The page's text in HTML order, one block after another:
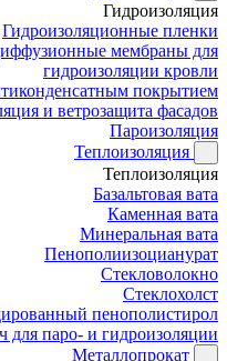
Гидроизоляция
Гидроизоляционные пленки
мембраны для
гидроизоляции кровли
покрытием
и ветрозащита фасадов
Пароизоляция
Теплоизоляция
Теплоизоляция
Базальтовая вата
Каменная вата
Минеральная вата
Пенополиизоцианурат
Стекловолокно
Стеклохолст
пенополистирол
для паро- и гидроизоляции
Металлопрокат